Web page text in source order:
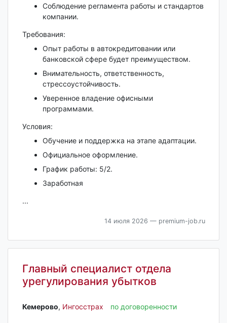
Соблюдение регламента работы и стандартов
компании.
Требования:
Опыт работы в автокредитовании или
банковской сфере будет преимуществом.
Внимательность, ответственность,
стрессоустойчивость.
Уверенное владение офисными
программами.
Условия:
Обучение и поддержка на этапе адаптации.
Официальное оформление.
График работы: 5/2.
Заработная
...
14 июля 2026 — premium-job.ru
Главный специалист отдела
урегулирования убытков
Кемерово‎, Ингосстрах по договоренности